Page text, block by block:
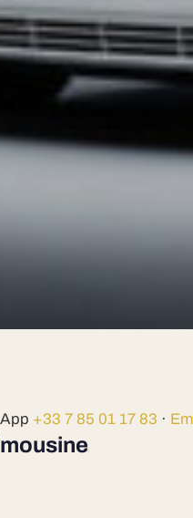
seats, sur devis
seats, sur devis
+33 7 85 01 17 83 ·